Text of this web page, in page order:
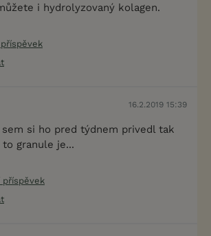
i hydrolyzovaný kolagen.
16.2.2019 15:39
si ho pred týdnem privedl tak
granule je...
příspěvek